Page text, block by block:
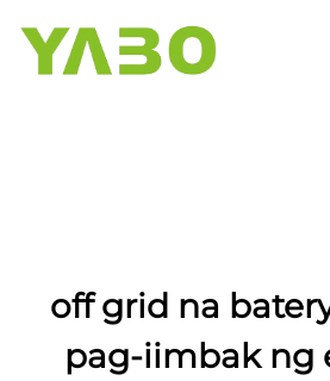
off grid na
pag-iimbak ng